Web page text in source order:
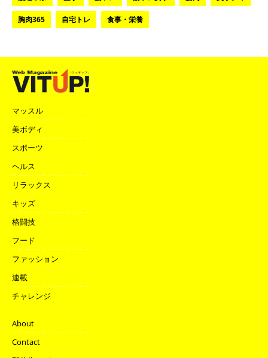
胸肉365 自宅トレ 食事・栄養
マッスル
美ボディ
スポーツ
ヘルス
リラックス
キッズ
格闘技
フード
ファッション
連載
チャレンジ
About
Contact